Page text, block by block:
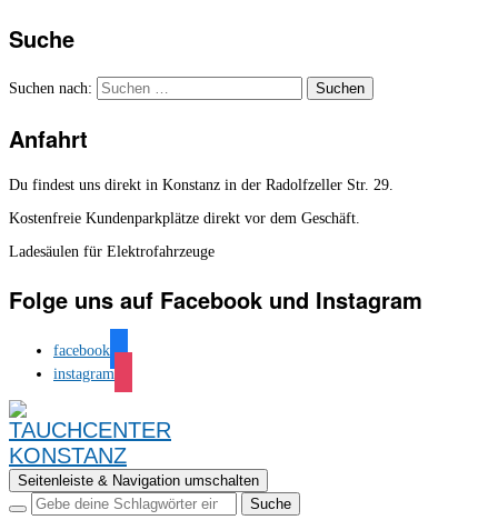
Suche
Suchen nach:
Anfahrt
Du findest uns direkt in Konstanz in der Radolfzeller Str. 29.
Kostenfreie Kundenparkplätze direkt vor dem Geschäft.
Ladesäulen für Elektrofahrzeuge
Folge uns auf Facebook und Instagram
facebook
instagram
Seitenleiste & Navigation umschalten